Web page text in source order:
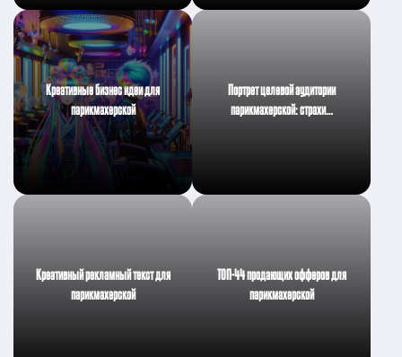
Креативные бизнес идеи для
парикмахерской
Портрет целевой аудитории
парикмахерской: страхи…
Креативный рекламный текст для
парикмахерской
ТОП-44 продающих офферов для
парикмахерской